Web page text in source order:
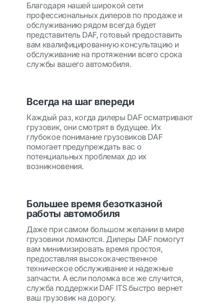
Благодаря нашей широкой сети
профессиональных дилеров по продаже и
обслуживанию рядом всегда будет
представитель DAF, готовый предоставить
вам квалифицированную консультацию и
обслуживание на протяжении всего срока
службы вашего автомобиля.
Всегда на шаг впереди
Каждый раз, когда дилеры DAF осматривают
грузовик, они смотрят в будущее. Их
глубокое понимание грузовиков DAF
помогает предупреждать вас о
потенциальных проблемах до их
возникновения.
Большее время безотказной
работы автомобиля
Даже при самом большом желании в мире
грузовики ломаются. Дилеры DAF помогут
вам минимизировать время простоя,
предоставляя высококачественное
техническое обслуживание и надежные
запчасти. А если поломка все же случится,
служба поддержки DAF ITS быстро вернет
ваш грузовик на дорогу.